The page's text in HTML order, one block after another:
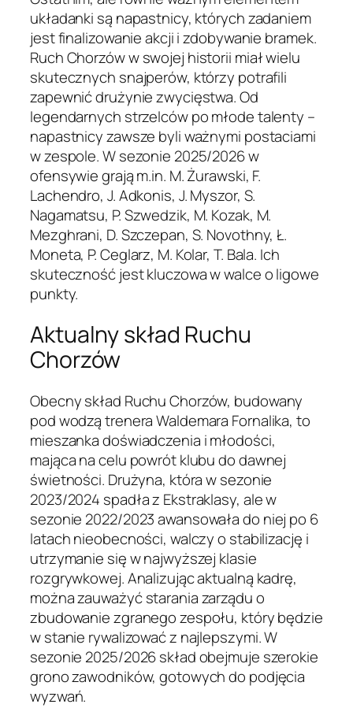
układanki są napastnicy, których zadaniem
jest finalizowanie akcji i zdobywanie bramek.
Ruch Chorzów w swojej historii miał wielu
skutecznych snajperów, którzy potrafili
zapewnić drużynie zwycięstwa. Od
legendarnych strzelców po młode talenty –
napastnicy zawsze byli ważnymi postaciami
w zespole. W sezonie 2025/2026 w
ofensywie grają m.in. M. Żurawski, F.
Lachendro, J. Adkonis, J. Myszor, S.
Nagamatsu, P. Szwedzik, M. Kozak, M.
Mezghrani, D. Szczepan, S. Novothny, Ł.
Moneta, P. Ceglarz, M. Kolar, T. Bala. Ich
skuteczność jest kluczowa w walce o ligowe
punkty.
Aktualny skład Ruchu
Chorzów
Obecny skład Ruchu Chorzów, budowany
pod wodzą trenera Waldemara Fornalika, to
mieszanka doświadczenia i młodości,
mająca na celu powrót klubu do dawnej
świetności. Drużyna, która w sezonie
2023/2024 spadła z Ekstraklasy, ale w
sezonie 2022/2023 awansowała do niej po 6
latach nieobecności, walczy o stabilizację i
utrzymanie się w najwyższej klasie
rozgrywkowej. Analizując aktualną kadrę,
można zauważyć starania zarządu o
zbudowanie zgranego zespołu, który będzie
w stanie rywalizować z najlepszymi. W
sezonie 2025/2026 skład obejmuje szerokie
grono zawodników, gotowych do podjęcia
wyzwań.